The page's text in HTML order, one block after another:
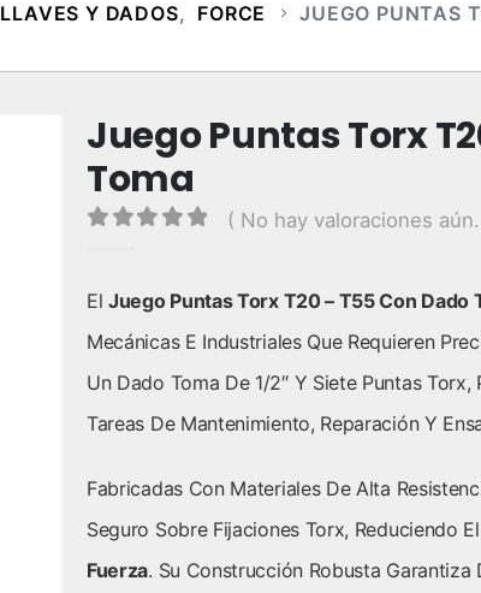
LLAVES Y DADOS, FORCE JUEGO PUNTAS
Juego Puntas Torx
Toma
( No hay valoraciones
ElJuego Puntas Torx T20 – T55 Con Dado
Mecánicas E Industriales Que Requieren
Un Dado Toma De 1/2″ Y Siete Puntas
Tareas De Mantenimiento, Reparación Y
Fabricadas Con Materiales De Alta
Seguro Sobre Fijaciones Torx, Reduciendo
Fuerza. Su Construcción Robusta